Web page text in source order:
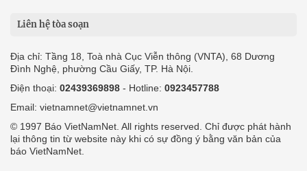
Liên hệ tòa soạn
Địa chỉ: Tầng 18, Toà nhà Cục Viễn thông (VNTA), 68 Dương
Đình Nghệ, phường Cầu Giấy, TP. Hà Nội.
Điện thoại: 02439369898 - Hotline: 0923457788
Email: vietnamnet@vietnamnet.vn
© 1997 Báo VietNamNet. All rights reserved. Chỉ được phát hành
lại thông tin từ website này khi có sự đồng ý bằng văn bản của
báo VietNamNet.